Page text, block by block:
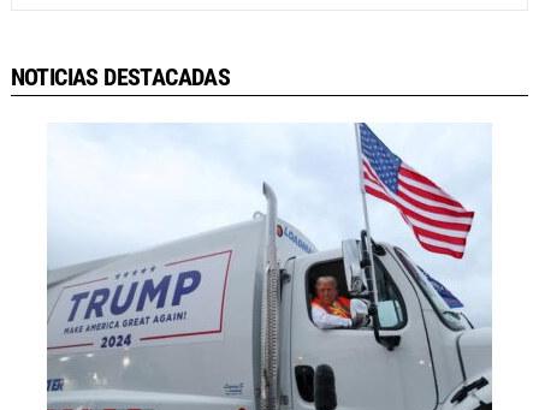
NOTICIAS DESTACADAS